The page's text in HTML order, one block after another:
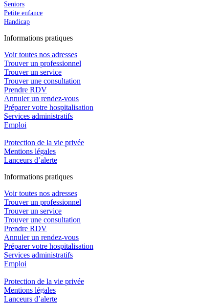
Seniors
Petite enfance
Handicap
Informations pratiques
Voir toutes nos adresses
Trouver un professionnel
Trouver un service
Trouver une consultation
Prendre RDV
Annuler un rendez-vous
Préparer votre hospitalisation
Services administratifs
Emploi​
Protection de la vie privée
Mentions légales
Lanceurs d’alerte
Informations pratiques
Voir toutes nos adresses
Trouver un professionnel
Trouver un service
Trouver une consultation
Prendre RDV
Annuler un rendez-vous
Préparer votre hospitalisation
Services administratifs
Emploi​
Protection de la vie privée
Mentions légales
Lanceurs d’alerte